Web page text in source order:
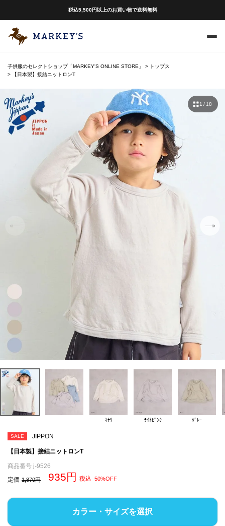
税込5,500円以上のお買い物で送料無料
子供服のセレクトショップ「MARKEY'S ONLINE STORE」
トップス
【日本製】接結ニットロンT
ｷﾅﾘ ﾗｲﾄﾋﾟﾝｸ ｸﾞﾚｰ
1 / 18
SALE JIPPON
【日本製】接結ニットロンT
商品番号 j-9526
定価 1,870 935 税込 50%OFF
カラー・サイズを選択